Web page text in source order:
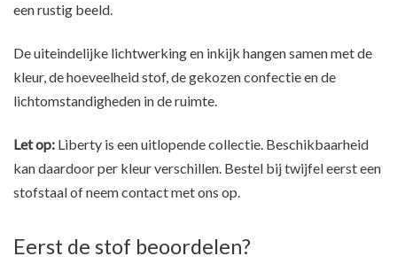
een rustig beeld.
De uiteindelijke lichtwerking en inkijk hangen samen met de
kleur, de hoeveelheid stof, de gekozen confectie en de
lichtomstandigheden in de ruimte.
Let op: Liberty is een uitlopende collectie. Beschikbaarheid
kan daardoor per kleur verschillen. Bestel bij twijfel eerst een
stofstaal of neem contact met ons op.
Eerst de stof beoordelen?